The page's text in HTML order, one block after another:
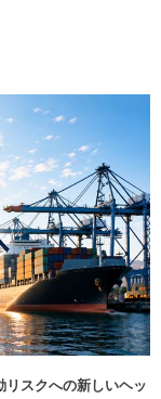
スクへの新しいヘッ